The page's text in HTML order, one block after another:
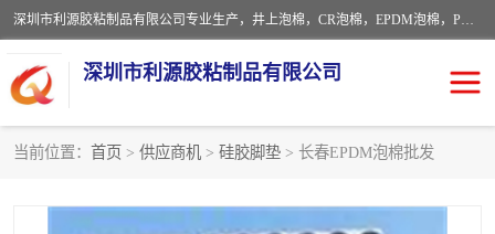
深圳市利源胶粘制品有限公司专业生产，井上泡棉，CR泡棉，EPDM泡棉，PORON泡棉厚度剖切，公差正负0.1mm，硅胶条，脚垫，异形一次成型，雕刻EVA海绵；包装材料:精密仪器、医疗器具、运输时缓冲、防震材料。建筑:住房装潢材料、房屋门窗密封；轻便、强韧性：轻便并且具有较强的韧性，良好的耐油性与耐溶剂性。隔热性：导热性低具有优越的保温性，具有的回弹性。
深圳市利源胶粘制品有限公司
当前位置： 首页 > 供应商机 > 硅胶脚垫 > 长春EPDM泡棉批发